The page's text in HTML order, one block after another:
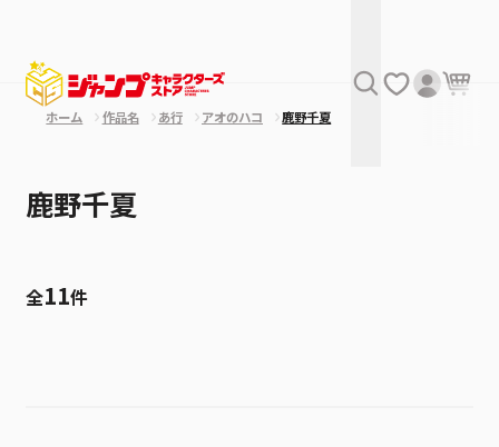
ホーム 作品名 あ行 アオのハコ 鹿野千夏
鹿野千夏
全11件